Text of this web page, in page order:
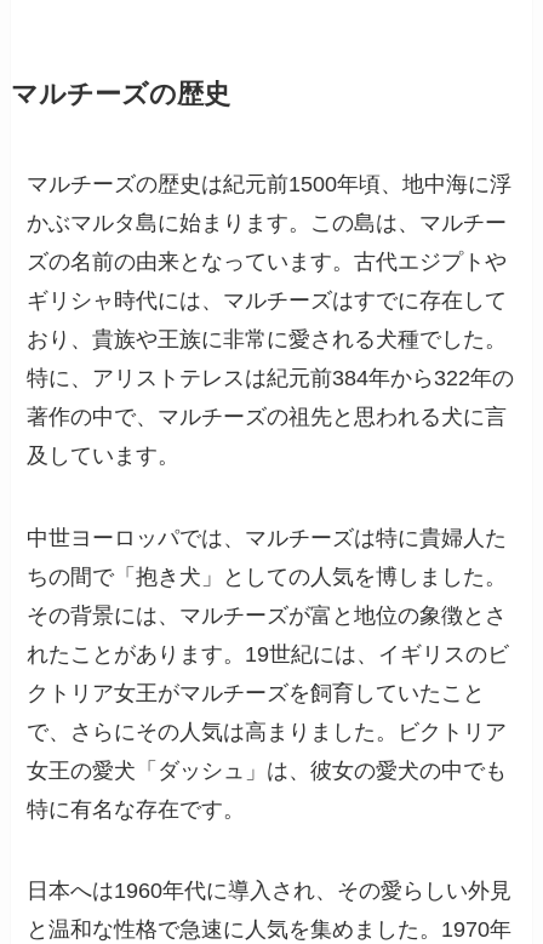
マルチーズの歴史
マルチーズの歴史は紀元前1500年頃、地中海に浮
かぶマルタ島に始まります。この島は、マルチー
ズの名前の由来となっています。古代エジプトや
ギリシャ時代には、マルチーズはすでに存在して
おり、貴族や王族に非常に愛される犬種でした。
特に、アリストテレスは紀元前384年から322年の
著作の中で、マルチーズの祖先と思われる犬に言
及しています。
中世ヨーロッパでは、マルチーズは特に貴婦人た
ちの間で「抱き犬」としての人気を博しました。
その背景には、マルチーズが富と地位の象徴とさ
れたことがあります。19世紀には、イギリスのビ
クトリア女王がマルチーズを飼育していたこと
で、さらにその人気は高まりました。ビクトリア
女王の愛犬「ダッシュ」は、彼女の愛犬の中でも
特に有名な存在です。
日本へは1960年代に導入され、その愛らしい外見
と温和な性格で急速に人気を集めました。1970年